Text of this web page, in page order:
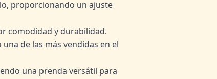
proporcionando un ajuste
comodidad y durabilidad.
de las más vendidas en el
una prenda versátil para